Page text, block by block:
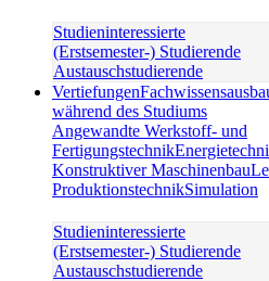
Studieninteressierte
(Erstsemester-) Studierende
Austauschstudierende
Vertiefungen
während des Studiums
Angewandte Werkstoff- und
Fertigungstechnik
Konstruktiver Maschinenbau
ProduktionstechnikSimulation
Studieninteressierte
(Erstsemester-) Studierende
Austauschstudierende